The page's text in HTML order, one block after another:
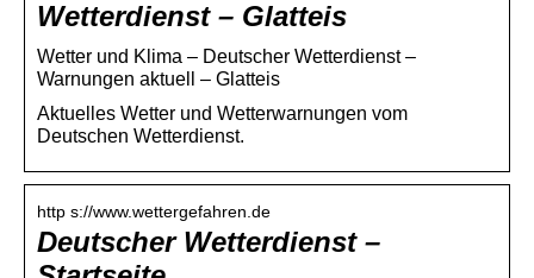
Wetterdienst – Glatteis
Wetter und Klima – Deutscher Wetterdienst –
Warnungen aktuell – Glatteis
Aktuelles Wetter und Wetterwarnungen vom
Deutschen Wetterdienst.
http s://www.wettergefahren.de
Deutscher Wetterdienst –